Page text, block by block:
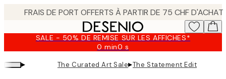
content.SALE - 50% DE REMISE SUR LES AFFICHES*
0 min0 s
Valable
jusqu'au
:
▸ The Curated Art Sale▸The Statement Edit